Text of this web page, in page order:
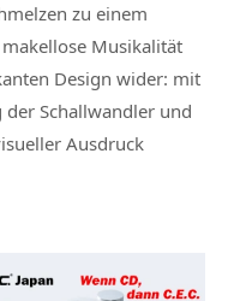
zu einem
Musikalität
Design wider: mit
Schallwandler und
Ausdruck